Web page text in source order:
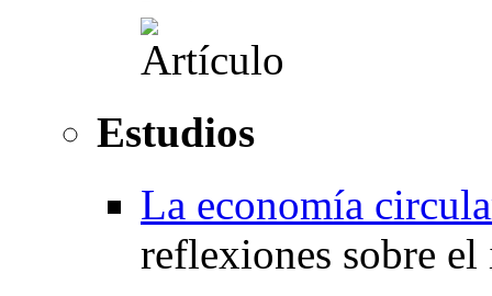
Estudios
La economía
reflexiones sobre